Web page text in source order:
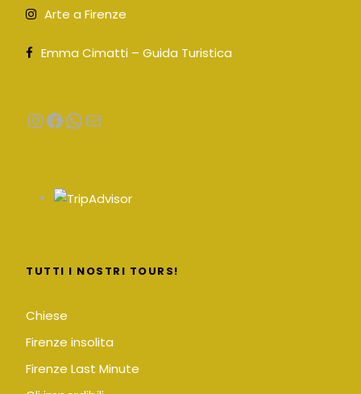
Arte a Firenze
Emma Cimatti – Guida Turistica
InstagramFacebook WhatsApp Email
TUTTI I NOSTRI TOURS!
Chiese
Firenze insolita
Firenze Last Minute